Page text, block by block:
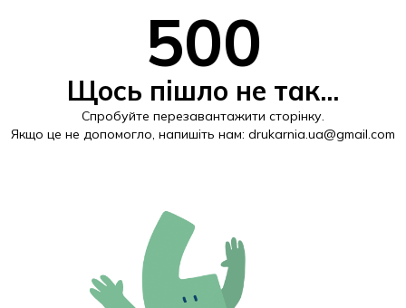
500
Щось пішло не так...
Спробуйте перезавантажити сторінку.
Якщо це не допомогло, напишіть нам: drukarnia.ua@gmail.com